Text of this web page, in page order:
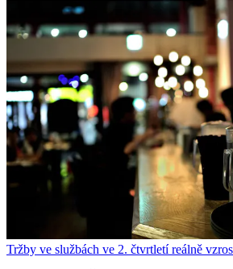
Tržby ve službách ve 2. čtvrtletí reálně